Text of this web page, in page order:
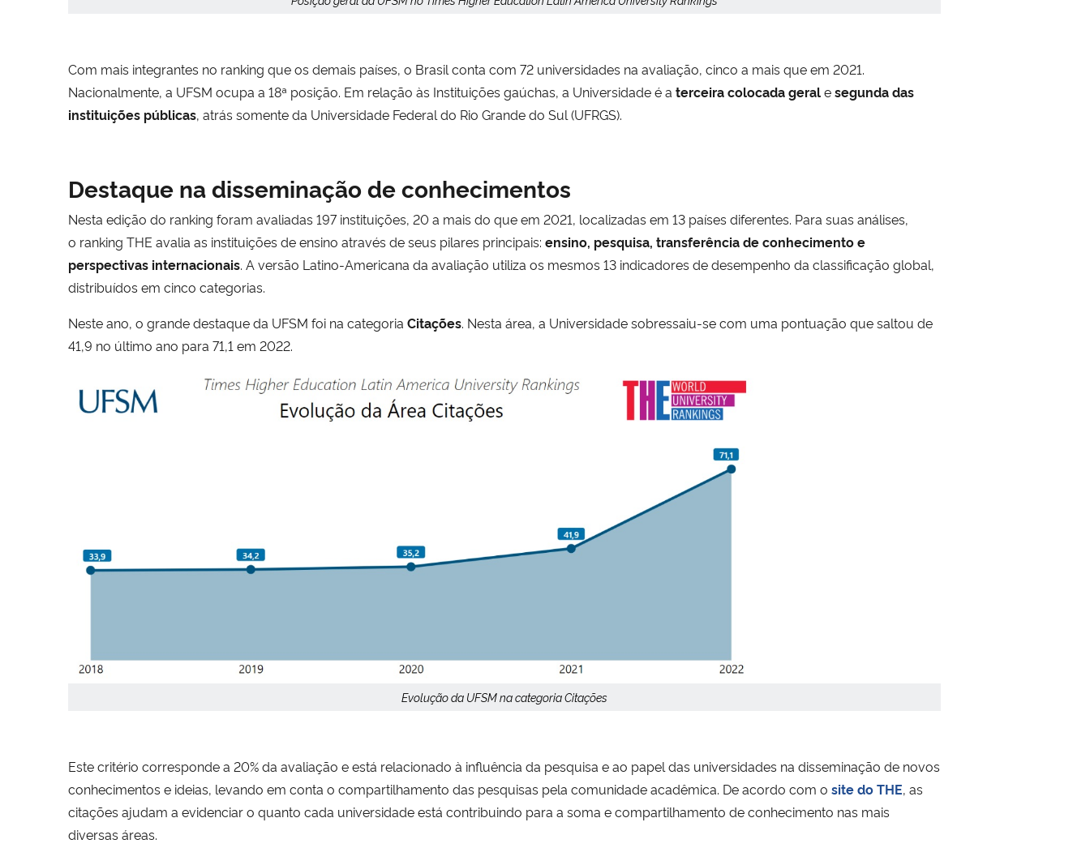
Com mais integrantes no ranking que os demais países, o Brasil conta com 72 universidades na avaliação, cinco a mais que em 2021.
Nacionalmente, a UFSM ocupa a 18ª posição. Em relação às Instituições gaúchas, a Universidade é a terceira colocada geralesegunda das
instituições públicas, atrás somente da Universidade Federal do Rio Grande do Sul (UFRGS).
Destaque na disseminação de conhecimentos
Nesta edição do ranking foram avaliadas 197 instituições, 20 a mais do que em 2021, localizadas em 13 países diferentes. Para suas análises,
o ranking THE avalia as instituições de ensino através de seus pilares principais: ensino, pesquisa, transferência de conhecimento e
perspectivas internacionais. A versão Latino-Americana da avaliação utiliza os mesmos 13 indicadores de desempenho da classificação global,
distribuídos em cinco categorias.
Neste ano, o grande destaque da UFSM foi na categoria Citações. Nesta área, a Universidade sobressaiu-se com uma pontuação que saltou de
41,9 no último ano para 71,1 em 2022.
Evolução da UFSM na categoria Citações
Este critério corresponde a 20% da avaliação e está relacionado à influência da pesquisa e ao papel das universidades na disseminação de novos
conhecimentos e ideias, levando em conta o compartilhamento das pesquisas pela comunidade acadêmica. De acordo com o site do THE, as
citações ajudam a evidenciar o quanto cada universidade está contribuindo para a soma e compartilhamento de conhecimento nas mais
diversas áreas.